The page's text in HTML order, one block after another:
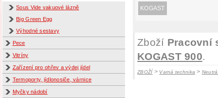
Sous Vide vakuové lázně
Big Green Egg
Výhodné sestavy
Pece
Vitríny
Zařízení pro ohřev a výdej jídel
Termoporty, jídlonosiče, várnice
Myčky nádobí
KOGAST
Zboží Pracovní
KOGAST 900.
ZBOŽÍ > Varná technika >